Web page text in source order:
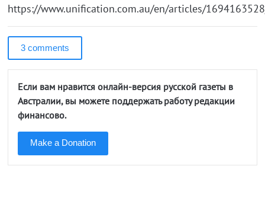
https://www.unification.com.au/en/articles/
3 comments
Если вам нравится онлайн-версия русской газеты в
Австралии, вы можете поддержать работу редакции
финансово.
Make a Donation